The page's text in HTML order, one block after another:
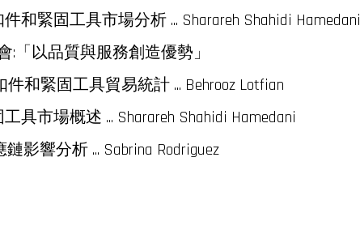
和緊固工具市場分析 ... Sharareh Shahidi Hamedani
:「以品質與服務創造優勢」
件和緊固工具貿易統計 ... Behrooz Lotfian
具市場概述 ... Sharareh Shahidi Hamedani
影響分析 ... Sabrina Rodriguez